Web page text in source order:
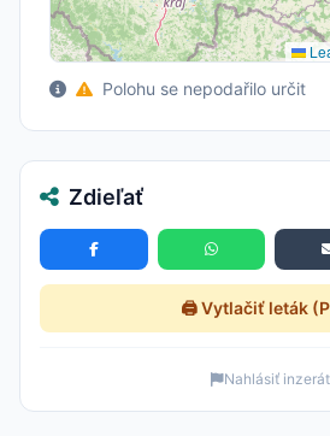
Polohu se nepodařilo určit
Zdieľať
🖨️ Vytlačiť leták
Nahlásiť inzerát